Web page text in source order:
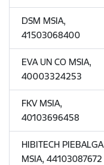
DSM MSIA,
41503068400
EVA UN CO MSIA,
40003324253
FKV MSIA,
40103696458
HIBITECH PIEBALGA
MSIA, 44103087672